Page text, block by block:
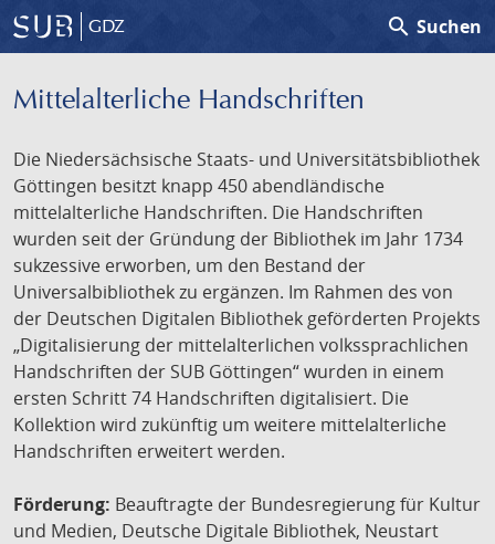
GDZ search Suchen
Mittelalterliche Handschriften
Die Niedersächsische Staats- und Universitätsbibliothek
Göttingen besitzt knapp 450 abendländische
mittelalterliche Handschriften. Die Handschriften
wurden seit der Gründung der Bibliothek im Jahr 1734
sukzessive erworben, um den Bestand der
Universalbibliothek zu ergänzen. Im Rahmen des von
der Deutschen Digitalen Bibliothek geförderten Projekts
„Digitalisierung der mittelalterlichen volkssprachlichen
Handschriften der SUB Göttingen“ wurden in einem
ersten Schritt 74 Handschriften digitalisiert. Die
Kollektion wird zukünftig um weitere mittelalterliche
Handschriften erweitert werden.
Förderung: Beauftragte der Bundesregierung für Kultur
und Medien, Deutsche Digitale Bibliothek, Neustart